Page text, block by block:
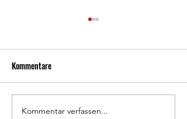
Kommentare
Kommentar verfassen...